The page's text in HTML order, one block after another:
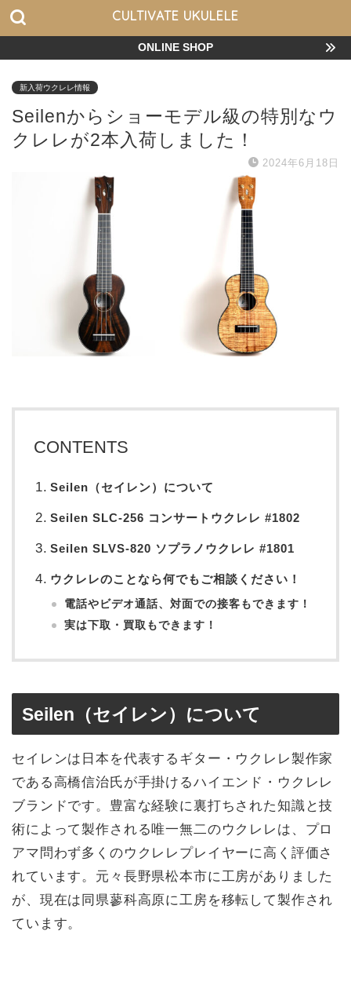
CULTIVATE UKULELE
ONLINE SHOP
新入荷ウクレレ情報
Seilenからショーモデル級の特別なウ
クレレが2本入荷しました！
2024年6月18日
CONTENTS
Seilen（セイレン）について
Seilen SLC-256 コンサートウクレレ #1802
Seilen SLVS-820 ソプラノウクレレ #1801
ウクレレのことなら何でもご相談ください！
電話やビデオ通話、対面での接客もできます！
実は下取・買取もできます！
Seilen（セイレン）について
セイレンは日本を代表するギター・ウクレレ製作家
である高橋信治氏が手掛けるハイエンド・ウクレレ
ブランドです。豊富な経験に裏打ちされた知識と技
術によって製作される唯一無二のウクレレは、プロ
アマ問わず多くのウクレレプレイヤーに高く評価さ
れています。元々長野県松本市に工房がありました
が、現在は同県蓼科高原に工房を移転して製作され
ています。